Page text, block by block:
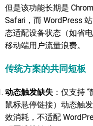
但是该功能长期是
Safari，而 WordPress
态适配设备状态（如省
移动端用户流量浪费。
传统方案的共同短板
动态触发缺失 ：仅支持
鼠标悬停链接）动态触
效消耗，不适配